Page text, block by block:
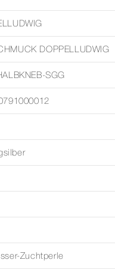
DOPPELLUDWIG
SGG
Zuchtperle